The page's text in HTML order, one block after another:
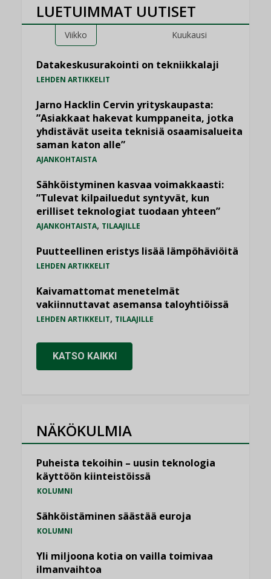
LUETUIMMAT UUTISET
Viikko Kuukausi
Datakeskusurakointi on tekniikkalaji
LEHDEN ARTIKKELIT
Jarno Hacklin Cervin yrityskaupasta:
”Asiakkaat hakevat kumppaneita, jotka
yhdistävät useita teknisiä osaamisalueita
saman katon alle”
AJANKOHTAISTA
Sähköistyminen kasvaa voimakkaasti:
”Tulevat kilpailuedut syntyvät, kun
erilliset teknologiat tuodaan yhteen”
AJANKOHTAISTA, TILAAJILLE
Puutteellinen eristys lisää lämpöhäviöitä
LEHDEN ARTIKKELIT
Kaivamattomat menetelmät
vakiinnuttavat asemansa taloyhtiöissä
LEHDEN ARTIKKELIT, TILAAJILLE
KATSO KAIKKI
NÄKÖKULMIA
Puheista tekoihin – uusin teknologia
käyttöön kiinteistöissä
KOLUMNI
Sähköistäminen säästää euroja
KOLUMNI
Yli miljoona kotia on vailla toimivaa
ilmanvaihtoa